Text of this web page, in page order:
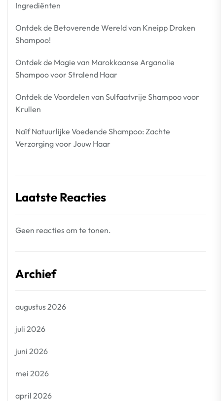
Ingrediënten
Ontdek de Betoverende Wereld van Kneipp Draken
Shampoo!
Ontdek de Magie van Marokkaanse Arganolie
Shampoo voor Stralend Haar
Ontdek de Voordelen van Sulfaatvrije Shampoo voor
Krullen
Naïf Natuurlijke Voedende Shampoo: Zachte
Verzorging voor Jouw Haar
Laatste Reacties
Geen reacties om te tonen.
Archief
augustus 2026
juli 2026
juni 2026
mei 2026
april 2026